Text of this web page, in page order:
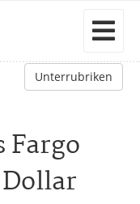
Unterrubriken